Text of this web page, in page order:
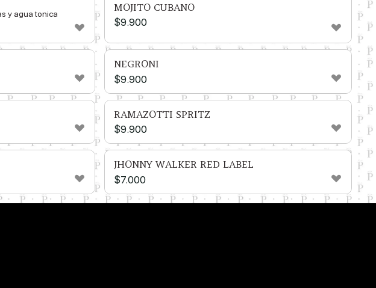
y agua tonica
MOJITO CUBANO
$9.900
NEGRONI
$9.900
RAMAZOTTI SPRITZ
$9.900
JHONNY WALKER RED LABEL
$7.000